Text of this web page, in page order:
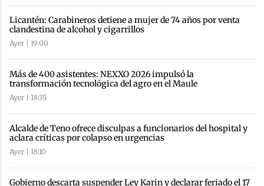
Licantén: Carabineros detiene a mujer de 74 años por venta
clandestina de alcohol y cigarrillos
Ayer | 19:00
Más de 400 asistentes: NEXXO 2026 impulsó la
transformación tecnológica del agro en el Maule
Ayer | 18:35
Alcalde de Teno ofrece disculpas a funcionarios del hospital y
aclara críticas por colapso en urgencias
Ayer | 18:10
Gobierno descarta suspender Ley Karin y declarar feriado el 17